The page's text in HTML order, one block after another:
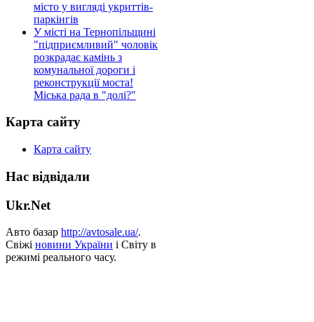
місто у вигляді укриттів-
паркінгів
У місті на Тернопільщині
"підприємливий" чоловік
розкрадає камінь з
комунальної дороги і
реконструкції моста!
Міська рада в "долі?"
Карта сайту
Карта сайту
Нас відвідали
Ukr.Net
Авто базар http://avtosale.ua/.
Свіжі новини України і Світу в
режимі реального часу.